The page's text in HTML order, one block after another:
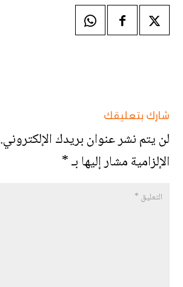
شارك بتعليقك
لن يتم نشر عنوان بريدك الإلكتروني.
الإلزامية مشار إليها بـ*